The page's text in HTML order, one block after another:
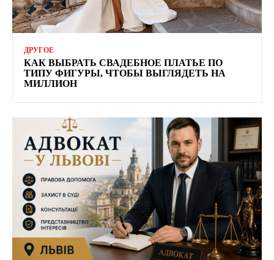
ДРУГОЕ
КАК ВЫБРАТЬ СВАДЕБНОЕ ПЛАТЬЕ ПО
ТИПУ ФИГУРЫ, ЧТОБЫ ВЫГЛЯДЕТЬ НА
МИЛЛИОН